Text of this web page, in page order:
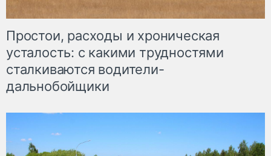
Простои, расходы и хроническая
усталость: с какими трудностями
сталкиваются водители-
дальнобойщики